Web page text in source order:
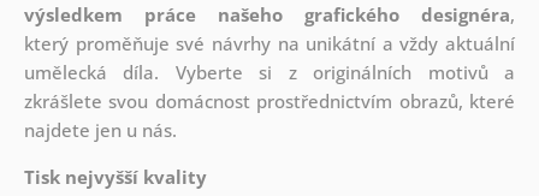
výsledkem práce našeho grafického designéra,
který proměňuje své návrhy na unikátní a vždy aktuální
umělecká díla. Vyberte si z originálních motivů a
zkrášlete svou domácnost prostřednictvím obrazů, které
najdete jen u nás.
Tisk nejvyšší kvality